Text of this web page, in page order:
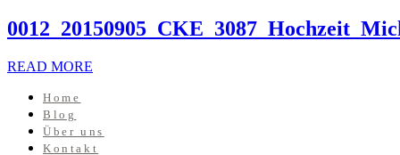
READ MORE
Home
Blog
Über uns
Kontakt